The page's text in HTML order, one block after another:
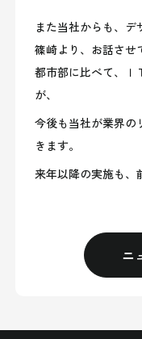
また当社からも、
篠崎より、お話させ
都市部に比べて、Ｉ
が、
今後も当社が業界の
きます。
来年以降の実施も、
ニ